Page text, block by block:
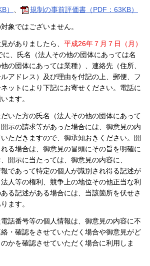
） 規制の事前評価書（PDF：63KB）
ではございません。
がありましたら、 平成26年７月７日（月）
に、氏名（法人その他の団体にあっては名
の団体にあっては業種）、連絡先（住所、
アドレス）及び理由を付記の上、郵便、フ
ットにより下記にお寄せください。電話に
ます。
いた方の氏名（法人その他の団体にあって
示の請求等があった場合には、御意見の内
ただきますので、御承知おきください。開
る場合は、御意見の冒頭にその旨を明確に
開示に当たっては、御意見の内容に、
報であって特定の個人が識別され得る記述が
人等の権利、競争上の地位その他正当な利
る記述がある場合には、当該箇所を伏せさ
ます。
話番号等の個人情報は、御意見の内容に不
・確認をさせていただく場合や御意見がど
かを確認させていただく場合に利用しま